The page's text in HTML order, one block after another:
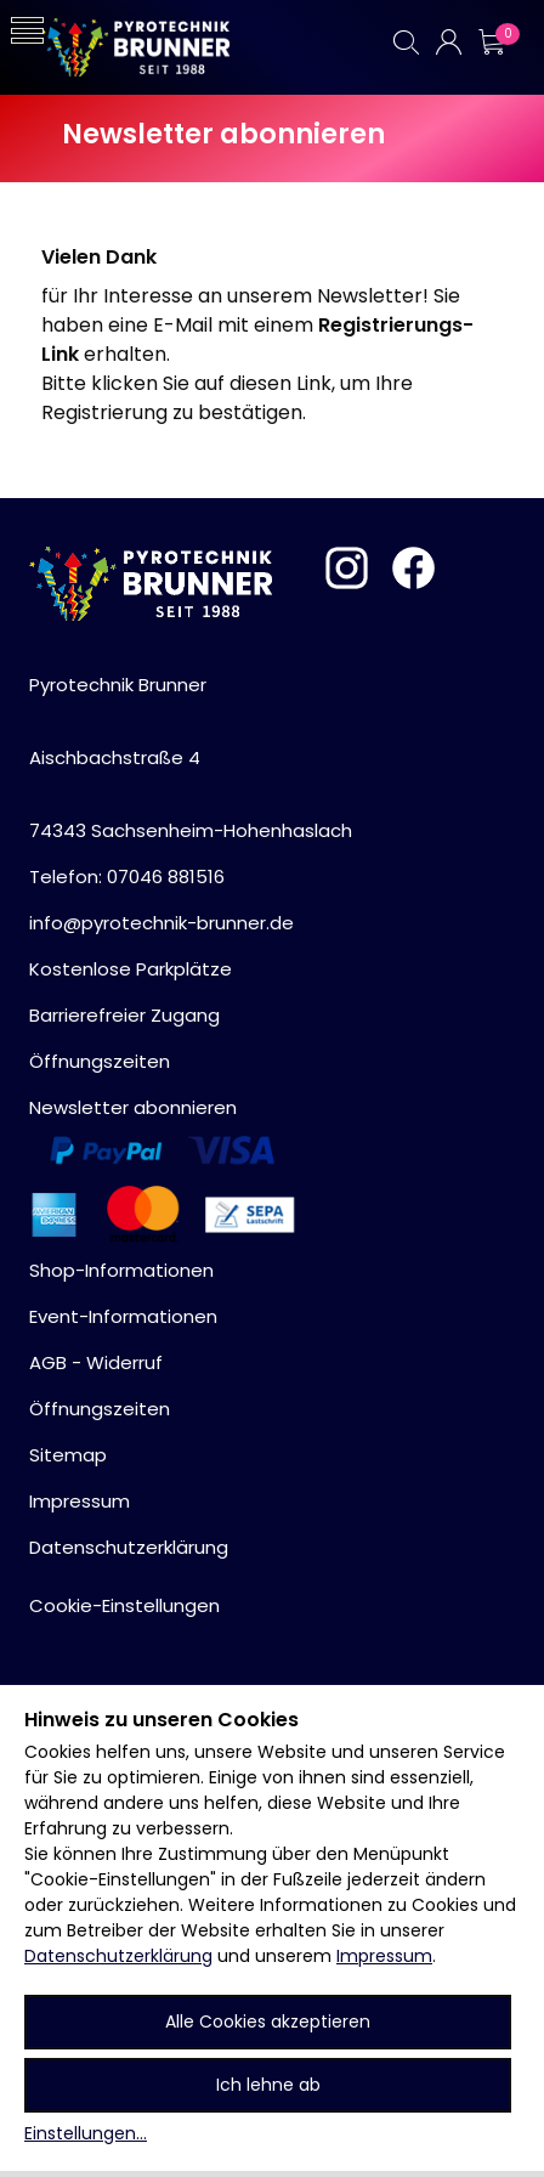
0
Newsletter abonnieren
Vielen Dank
für Ihr Interesse an unserem Newsletter! Sie
haben eine E-Mail mit einem Registrierungs-
Linkerhalten.
Bitte klicken Sie auf diesen Link, um Ihre
Registrierung zu bestätigen.
Pyrotechnik Brunner
Aischbachstraße 4
74343 Sachsenheim-Hohenhaslach
Telefon: 07046 881516
info@pyrotechnik-brunner.de
Kostenlose Parkplätze
Barrierefreier Zugang
Öffnungszeiten
Newsletter abonnieren
Shop-Informationen
Event-Informationen
AGB - Widerruf
Öffnungszeiten
Sitemap
Impressum
Datenschutzerklärung
Cookie-Einstellungen
Hinweis zu unseren Cookies
Cookies helfen uns, unsere Website und unseren Service
für Sie zu optimieren. Einige von ihnen sind essenziell,
während andere uns helfen, diese Website und Ihre
Erfahrung zu verbessern.
Sie können Ihre Zustimmung über den Menüpunkt
"Cookie-Einstellungen" in der Fußzeile jederzeit ändern
oder zurückziehen. Weitere Informationen zu Cookies und
zum Betreiber der Website erhalten Sie in unserer
Datenschutzerklärung und unserem Impressum.
Einstellungen...
Ich lehne ab
Alle Cookies akzeptieren